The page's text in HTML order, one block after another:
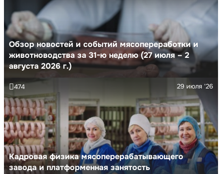
Обзор новостей и событий мясопереработки и
животноводства за 31-ю неделю (27 июля – 2
августа 2026 г.)
Кадровая физика мясоперерабатывающего
завода и платформенная занятость
29 июля '26
474